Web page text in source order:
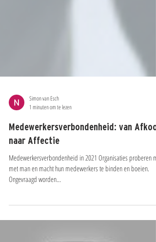
Simon van Esch
1 minuten om te lezen
naar Affectie
Medewerkersverbondenheid in 2021 Organisaties proberen
Ongevraagd worden...